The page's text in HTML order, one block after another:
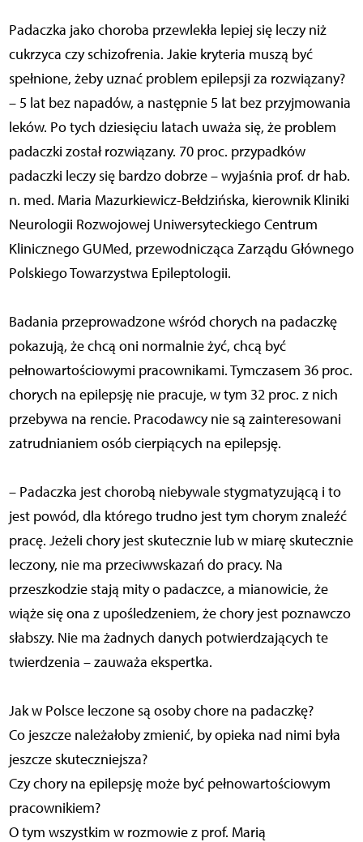
Padaczka jako choroba przewlekła lepiej się leczy niż
cukrzyca czy schizofrenia. Jakie kryteria muszą być
spełnione, żeby uznać problem epilepsji za rozwiązany?
– 5 lat bez napadów, a następnie 5 lat bez przyjmowania
leków. Po tych dziesięciu latach uważa się, że problem
padaczki został rozwiązany. 70 proc. przypadków
padaczki leczy się bardzo dobrze – wyjaśnia prof. dr hab.
n. med. Maria Mazurkiewicz-Bełdzińska, kierownik Kliniki
Neurologii Rozwojowej Uniwersyteckiego Centrum
Klinicznego GUMed, przewodnicząca Zarządu Głównego
Polskiego Towarzystwa Epileptologii.
Badania przeprowadzone wśród chorych na padaczkę
pokazują, że chcą oni normalnie żyć, chcą być
pełnowartościowymi pracownikami. Tymczasem 36 proc.
chorych na epilepsję nie pracuje, w tym 32 proc. z nich
przebywa na rencie. Pracodawcy nie są zainteresowani
zatrudnianiem osób cierpiących na epilepsję.
– Padaczka jest chorobą niebywale stygmatyzującą i to
jest powód, dla którego trudno jest tym chorym znaleźć
pracę. Jeżeli chory jest skutecznie lub w miarę skutecznie
leczony, nie ma przeciwwskazań do pracy. Na
przeszkodzie stają mity o padaczce, a mianowicie, że
wiąże się ona z upośledzeniem, że chory jest poznawczo
słabszy. Nie ma żadnych danych potwierdzających te
twierdzenia – zauważa ekspertka.
Jak w Polsce leczone są osoby chore na padaczkę?
Co jeszcze należałoby zmienić, by opieka nad nimi była
jeszcze skuteczniejsza?
Czy chory na epilepsję może być pełnowartościowym
pracownikiem?
O tym wszystkim w rozmowie z prof. Marią